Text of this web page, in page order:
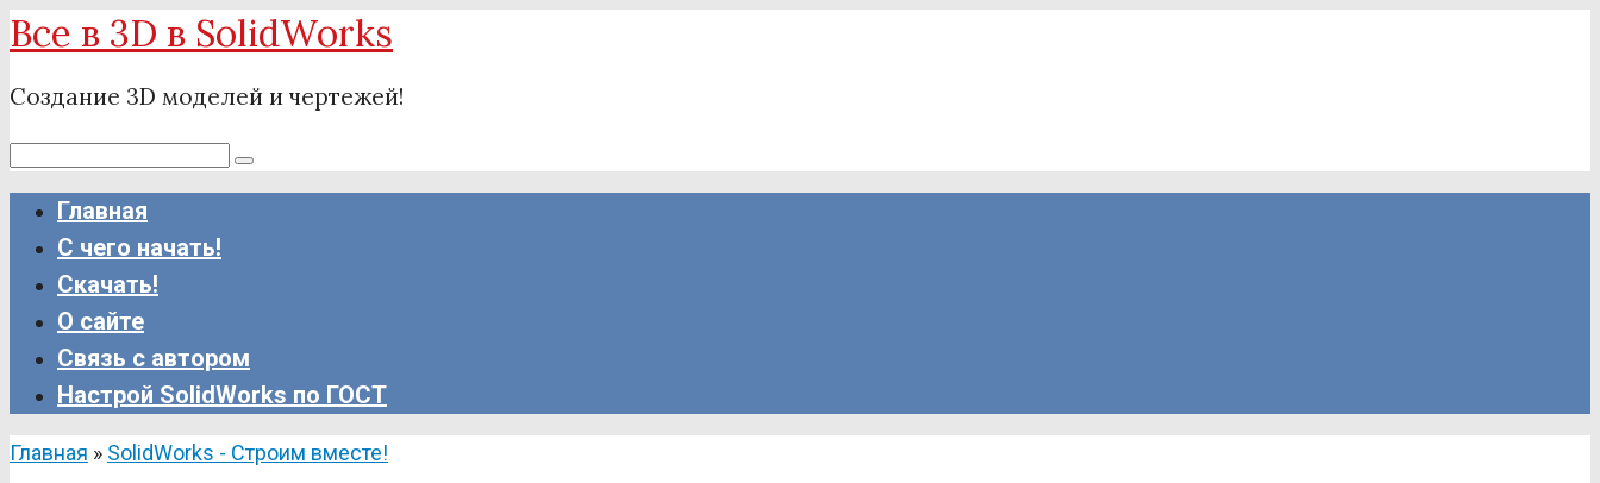
Перейти
контенту
Все в 3D в SolidWorks
Создание 3D моделей и чертежей!
Поиск:
Главная
С чего начать!
Скачать!
О сайте
Связь с автором
Настрой SolidWorks по ГОСТ
Главная » SolidWorks - Строим вместе!